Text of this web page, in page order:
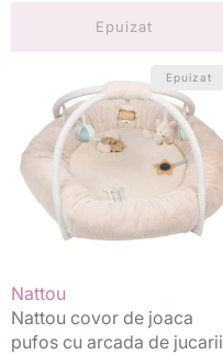
Epuizat
joaca
pufos
cu
arcada
Oli,
Flo&Ernest
0m+
Epuizat
Vânzător:
Nattou
Nattou covor de joaca
pufos cu arcada de jucarii